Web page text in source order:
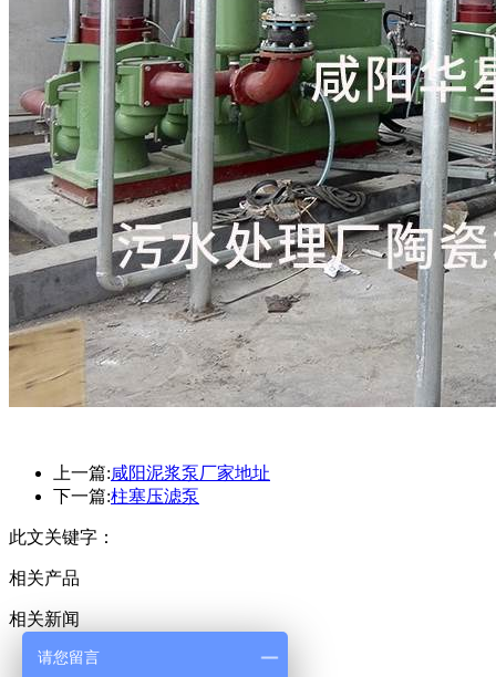
上一篇:咸阳泥浆泵厂家地址
下一篇:柱塞压滤泵
此文关键字：
相关产品
相关新闻
请您留言
华星首页